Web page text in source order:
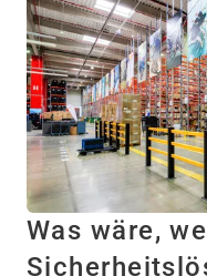
Was wäre,